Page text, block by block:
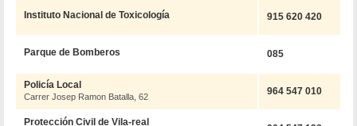
Instituto Nacional de Toxicología 915 620 420
Parque de Bomberos 085
Policía Local
Carrer Josep Ramon Batalla, 62 964 547 010
Protección Civil de Vila-real